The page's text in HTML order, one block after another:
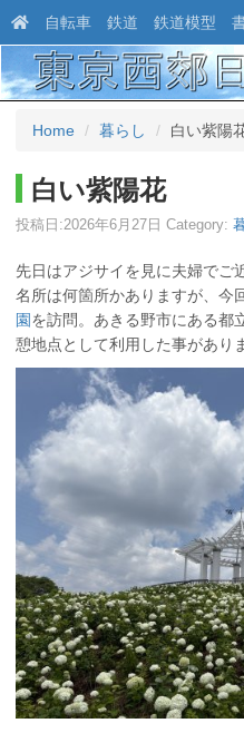
自転車 鉄道 鉄道模型
Home 暮らし 白い紫陽
白い紫陽花
投稿日:2026年6月27日 Category:
先日はアジサイを見に夫婦でご
名所は何箇所かありますが、今
園を訪問。あきる野市にある都
憩地点として利用した事があり